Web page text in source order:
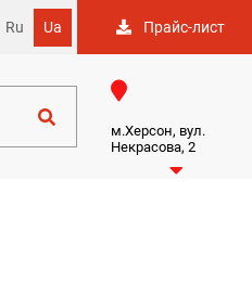
Ru Ua Прайс-лист

м.Херсон, вул.
Некрасова, 2
